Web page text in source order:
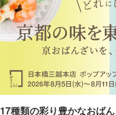
17種類の彩り豊かなおば